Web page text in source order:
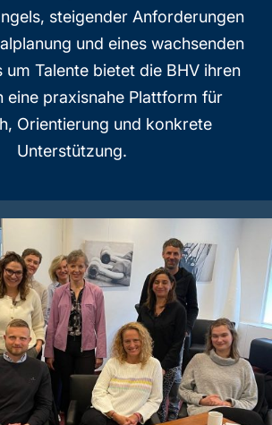
steigender Anforderungen
und eines wachsenden
Talente bietet die BHV ihren
eine praxisnahe Plattform für
Orientierung und konkrete
Unterstützung.